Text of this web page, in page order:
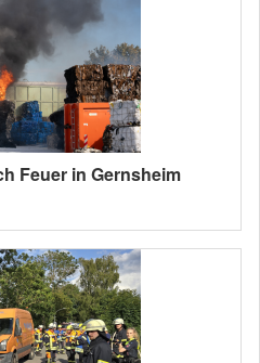
Feuer in Gernsheim